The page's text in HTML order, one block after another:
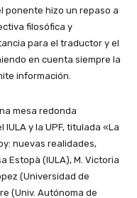
ponente hizo un repaso a
filosófica y
para el traductor y el
en cuenta siempre la
información.
mesa redonda
y la UPF, titulada «La
nuevas realidades,
Estopà (IULA), M. Victoria
(Universidad de
(Univ. Autónoma de